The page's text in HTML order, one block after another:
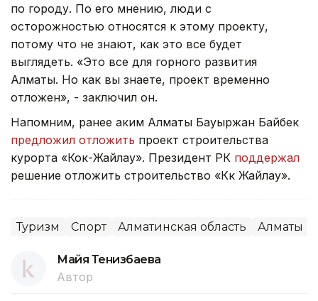
по городу. По его мнению, люди с
осторожностью относятся к этому проекту,
потому что не знают, как это все будет
выглядеть. «Это все для горного развития
Алматы. Но как вы знаете, проект временно
отложен», - заключил он.
Напомним, ранее аким Алматы Бауыржан Байбек
предложил отложить проект строительства
курорта «Кок-Жайлау». Президент РК поддержал
решение отложить строительство «Көк Жайлау».
Туризм Спорт Алматинская область Алматы
Майя Тенизбаева
Автор